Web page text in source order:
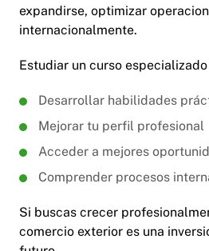
expandirse, optimizar
internacionalmente.
Estudiar un curso
Desarrollar habilidades
Mejorar tu perfil profesional
Acceder a mejores
Comprender procesos
Si buscas crecer
comercio exterior es una